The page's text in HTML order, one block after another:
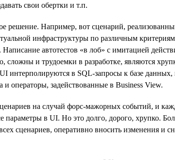
свои обертки и т.п.
решение. Например, вот сценарий,
инфраструктуры по различным
автотестов «в лоб» с имитацией
и трудоемки в разработке, являются
в SQL-запросы к базе
операторы, задействованные в Business View.
на случай форс-мажорных событий, и
в UI. Но это долго, дорого, хрупко.
сценариев, оперативно вносить изменения и